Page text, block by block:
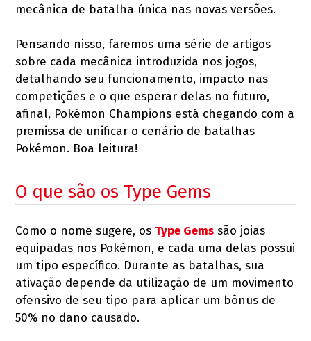
mecânica de batalha única nas novas versões.
Pensando nisso, faremos uma série de artigos
sobre cada mecânica introduzida nos jogos,
detalhando seu funcionamento, impacto nas
competições e o que esperar delas no futuro,
afinal, Pokémon Champions está chegando com a
premissa de unificar o cenário de batalhas
Pokémon. Boa leitura!
O que são os Type Gems
Como o nome sugere, os Type Gems são joias
equipadas nos Pokémon, e cada uma delas possui
um tipo específico. Durante as batalhas, sua
ativação depende da utilização de um movimento
ofensivo de seu tipo para aplicar um bônus de
50% no dano causado.